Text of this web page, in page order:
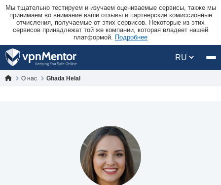
Мы тщательно тестируем и изучаем оцениваемые сервисы, также мы
принимаем во внимание ваши отзывы и партнерские комиссионные
отчисления, получаемые от этих сервисов. Некоторые из этих
сервисов принадлежат той же компании, которая владеет нашей
платформой. Подробнее
RU
О нас Ghada Helal